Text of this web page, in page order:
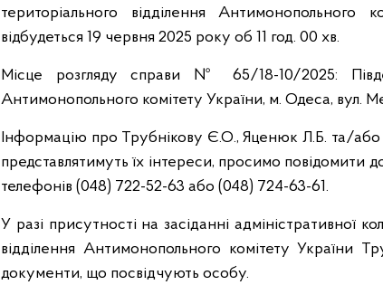
територіального відділення
відбудеться 19 червня 2025 року об 11 год. 00 хв.
Місце розгляду справи № 65/18-10/2025:
Антимонопольного комітету України, м. Одеса, вул.
Інформацію про Трубнікову Є.О., Яценюк Л.Б. та/або
представлятимуть їх інтереси, просимо повідомити
телефонів (048) 722-52-63 або (048) 724-63-61.
У разі присутності на засіданні адміністративної
відділення Антимонопольного комітету України
документи, що посвідчують особу.